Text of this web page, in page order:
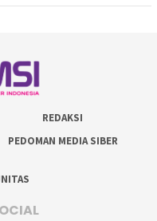
REDAKSI
PEDOMAN MEDIA SIBER